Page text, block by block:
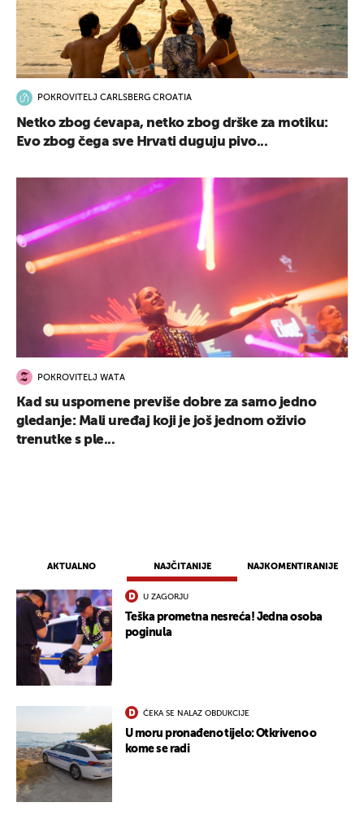
AKTUALNO NAJČITANIJE NAJKOMENTIRANIJE
U ZAGORJU
Teška prometna nesreća! Jedna osoba
poginula
ČEKA SE NALAZ OBDUKCIJE
U moru pronađeno tijelo: Otkriveno o
kome se radi
POKROVITELJ CARLSBERG CROATIA
Netko zbog ćevapa, netko zbog drške za motiku:
Evo zbog čega sve Hrvati duguju pivo...
POKROVITELJ WATA
Kad su uspomene previše dobre za samo jedno
gledanje: Mali uređaj koji je još jednom oživio
trenutke s ple...
UKLJUČITE NOTIFIKACIJE